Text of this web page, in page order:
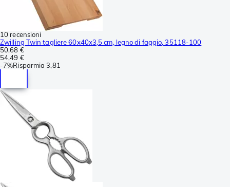
10 recensioni
Zwilling Twin tagliere 60x40x3,5 cm, legno di faggio, 35118-100
50,68 €
54,49 €
-7%Risparmia 3,81